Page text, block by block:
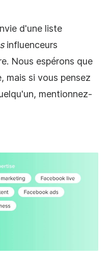
d'une liste
influenceurs
Nous espérons que
mais si vous pensez
mentionnez-